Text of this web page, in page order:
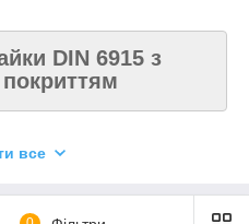
DIN 6915 з
шестигранна.
все